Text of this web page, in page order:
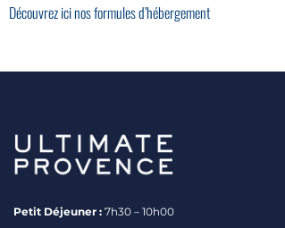
Découvrez ici nos formules d’hébergement
Petit Déjeuner : 7h30 – 10h00